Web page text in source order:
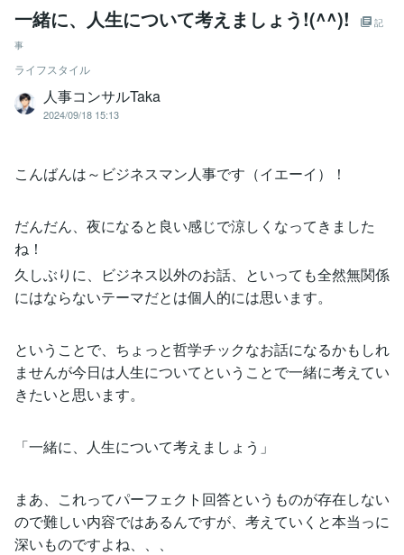
一緒に、人生について考えましょう!(^^)!
記
事
ライフスタイル
人事コンサルTaka
2024/09/18 15:13
こんばんは～ビジネスマン人事です（イエーイ）！
だんだん、夜になると良い感じで涼しくなってきました
ね！
久しぶりに、ビジネス以外のお話、といっても全然無関係
にはならないテーマだとは個人的には思います。
ということで、ちょっと哲学チックなお話になるかもしれ
ませんが今日は人生についてということで一緒に考えてい
きたいと思います。
「一緒に、人生について考えましょう」
まあ、これってパーフェクト回答というものが存在しない
ので難しい内容ではあるんですが、考えていくと本当っに
深いものですよね、、、